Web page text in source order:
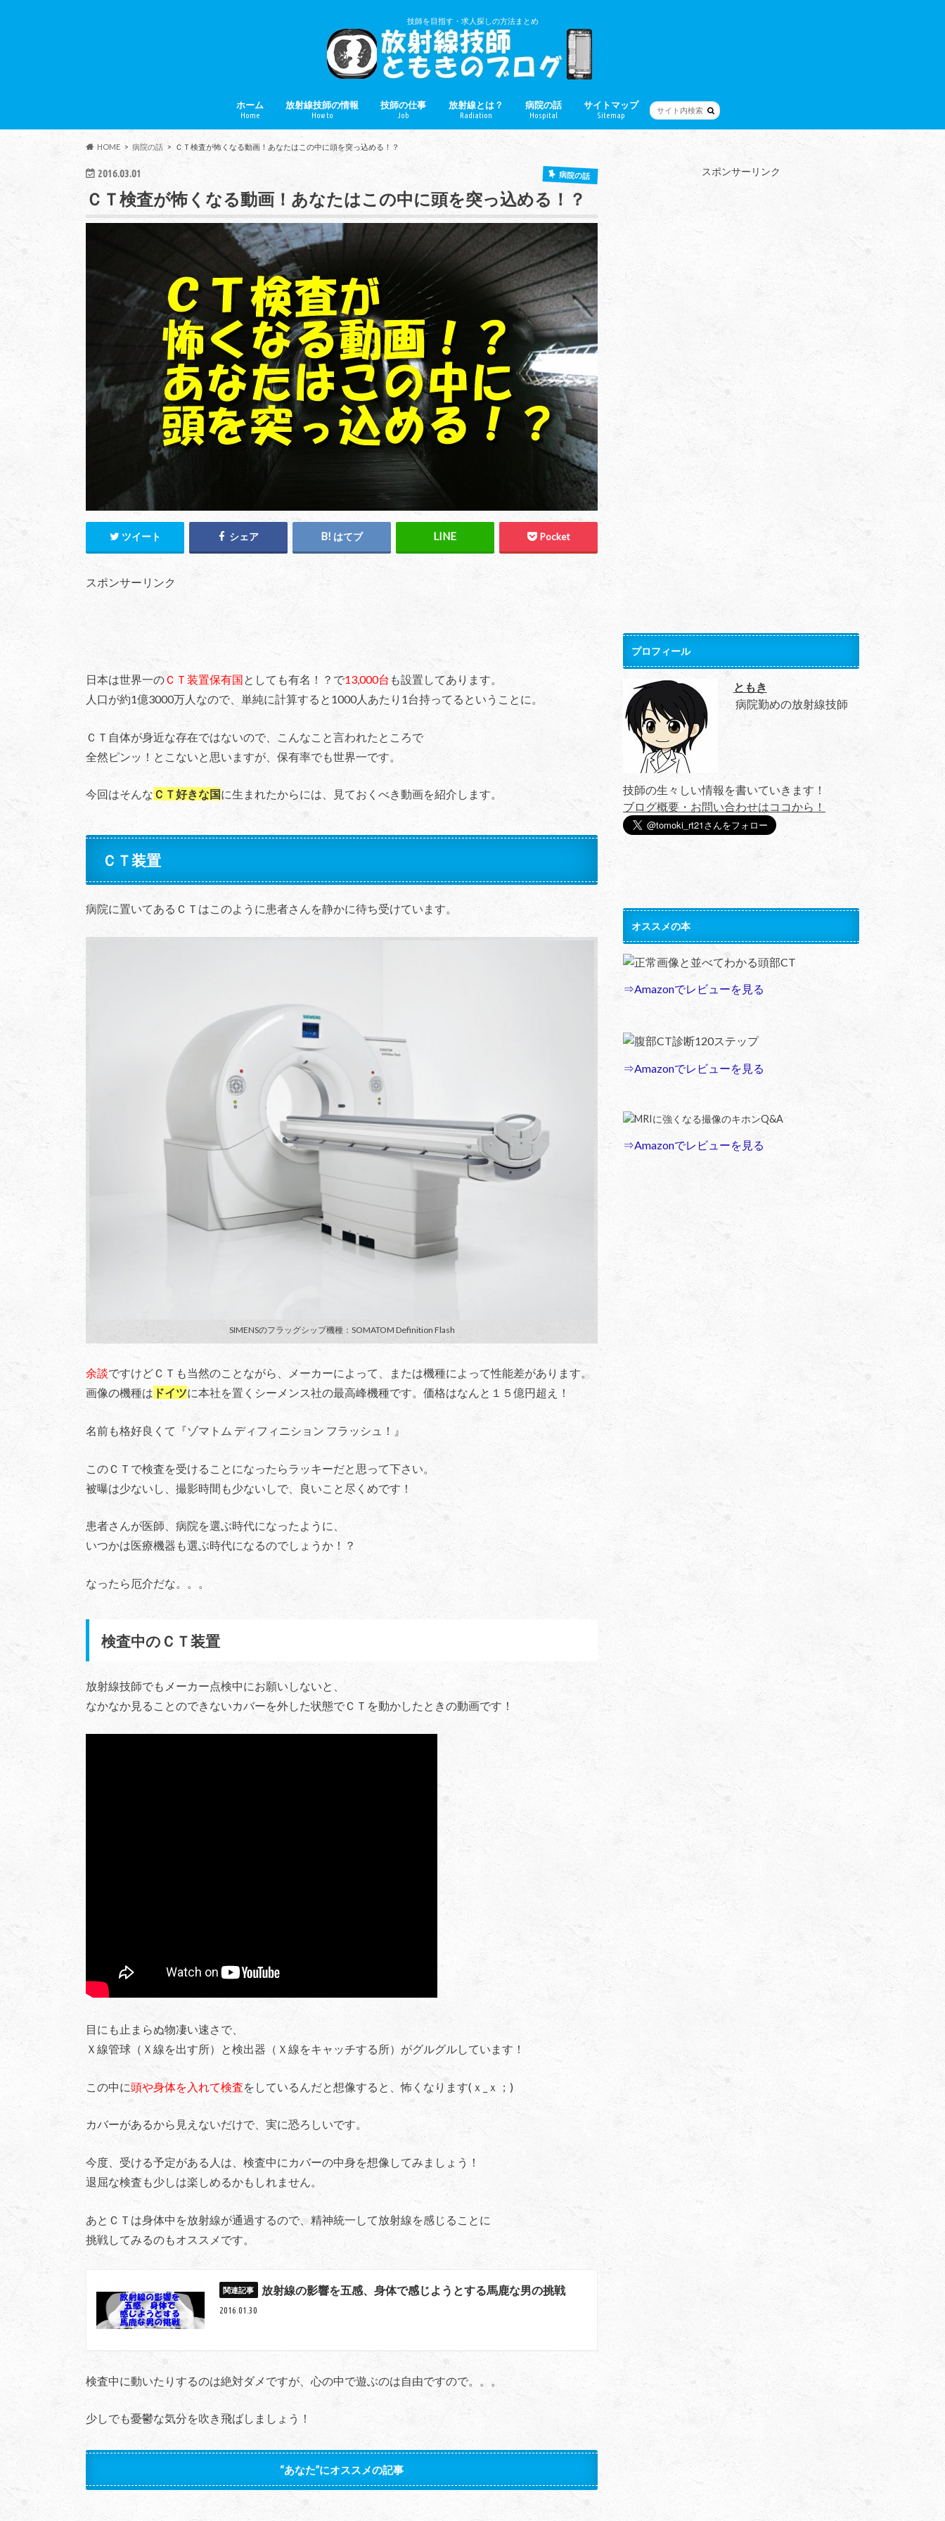
技師を目指す・求人探しの方法まとめ
ホーム
Home
放射線技師の情報
How to
放射線技師とは？
給料・年収
学校・就職
技師の仕事
Job
病院・健診・クリニック
技師のぼやき
放射線とは？
Radiation
病院の話
Hospital
サイトマップ
Sitemap
HOME 病院の話 ＣＴ検査が怖くなる動画！あなたはこの中に頭を突っ込める！？
2016.03.01 病院の話
ＣＴ検査が怖くなる動画！あなたはこの中に頭を突っ込める！？
ツイート シェア はてブ Pocket
スポンサーリンク
日本は世界一のＣＴ装置保有国としても有名！？で13,000台 も設置してあります。
人口が約1億3000万人なので、単純に計算すると1000人あたり1台持ってるということに。
ＣＴ自体が身近な存在ではないので、こんなこと言われたところで
全然ピンッ！とこないと思いますが、保有率でも世界一です。
今回はそんな ＣＴ好きな国に生まれたからには、見ておくべき動画を紹介します。
ＣＴ装置
病院に置いてあるＣＴはこのように患者さんを静かに待ち受けています。
SIMENSのフラッグシップ機種：SOMATOM Definition Flash
余談ですけどＣＴも当然のことながら、メーカーによって、または機種によって性能差があります。
画像の機種は ドイツに本社を置くシーメンス社の最高峰機種です。価格はなんと１５億円超え！
名前も格好良くて『ゾマトム ディフィニション フラッシュ！』
このＣＴで検査を受けることになったらラッキーだと思って下さい。
被曝は少ないし、撮影時間も少ないしで、良いこと尽くめです！
患者さんが医師、病院を選ぶ時代になったように、
いつかは医療機器も選ぶ時代になるのでしょうか！？
なったら厄介だな。。。
検査中のＣＴ装置
放射線技師でもメーカー点検中にお願いしないと、
なかなか見ることのできないカバーを外した状態でＣＴを動かしたときの動画です！
目にも止まらぬ物凄い速さで、
Ｘ線管球（Ｘ線を出す所）と検出器（Ｘ線をキャッチする所）がグルグルしています！
この中に頭や身体を入れて検査をしているんだと想像すると、怖くなります(ｘ_ｘ；)
カバーがあるから見えないだけで、実に恐ろしいです。
今度、受ける予定がある人は、検査中にカバーの中身を想像してみましょう！
退屈な検査も少しは楽しめるかもしれません。
あとＣＴは身体中を放射線が通過するので、精神統一して放射線を感じることに
挑戦してみるのもオススメです。
放射線の影響を五感、身体で感じようとする馬鹿な男の挑戦
2016.01.30
検査中に動いたりするのは絶対ダメですが、心の中で遊ぶのは自由ですので。。。
少しでも憂鬱な気分を吹き飛ばしましょう！
“あなた”にオススメの記事
スポンサーリンク
プロフィール
ともき
病院勤めの放射線技師
技師の生々しい情報を書いていきます！
ブログ概要・お問い合わせはココから！
オススメの本
正常画像と並べてわかる頭部CT
⇒Amazonでレビューを見る
腹部CT診断120ステップ
⇒Amazonでレビューを見る
MRIに強くなる撮像のキホンQ&A
⇒Amazonでレビューを見る